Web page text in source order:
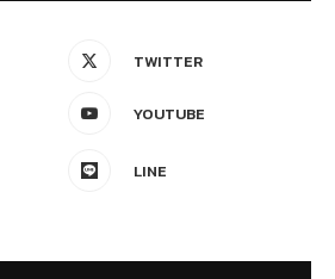
TWITTER
YOUTUBE
LINE